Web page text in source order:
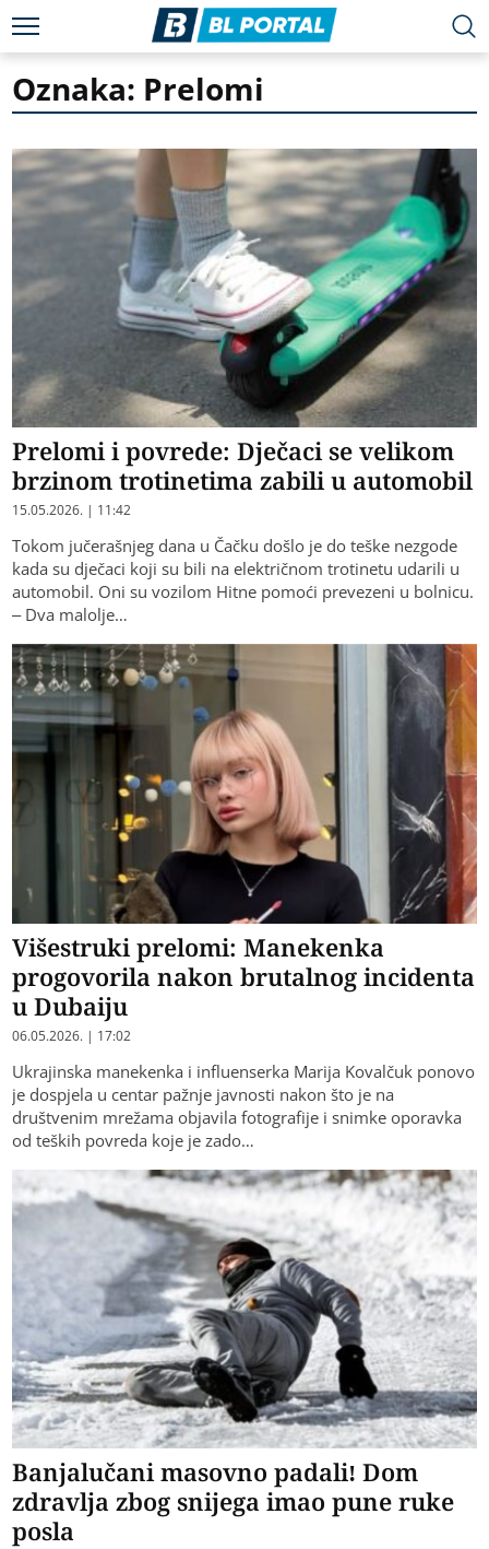
Oznaka: Prelomi
Prelomi i povrede: Dječaci se velikom
brzinom trotinetima zabili u automobil
15.05.2026. | 11:42
Tokom jučerašnjeg dana u Čačku došlo je do teške nezgode
kada su dječaci koji su bili na električnom trotinetu udarili u
automobil. Oni su vozilom Hitne pomoći prevezeni u bolnicu.
– Dva malolje…
Višestruki prelomi: Manekenka
progovorila nakon brutalnog incidenta
u Dubaiju
06.05.2026. | 17:02
Ukrajinska manekenka i influenserka Marija Kovalčuk ponovo
je dospjela u centar pažnje javnosti nakon što je na
društvenim mrežama objavila fotografije i snimke oporavka
od teških povreda koje je zado…
Banjalučani masovno padali! Dom
zdravlja zbog snijega imao pune ruke
posla